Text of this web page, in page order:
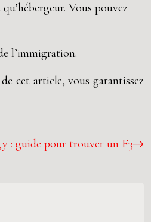
Vous pouvez
l’immigration.
cet article, vous garantissez
: guide pour trouver un F3